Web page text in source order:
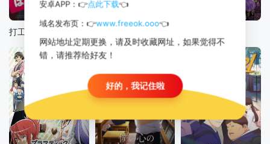
已完结
安卓APP：👉点此下载👈
域名发布页：👉www.freeok.ooo👈
网站地址定期更换，请及时收藏网址，如果觉得不
错，请推荐给好友！
好的，我记住啦